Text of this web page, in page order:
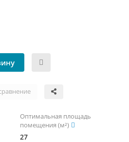
(РУФТОПЫ)
Оптимальная площадь
помещения (м²)
27